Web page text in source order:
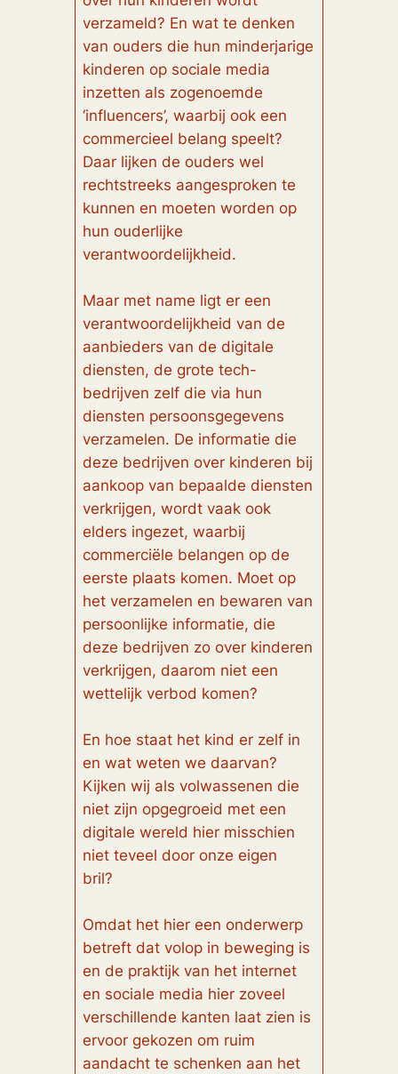
verzameld? En wat te denken
van ouders die hun minderjarige
kinderen op sociale media
inzetten als zogenoemde
‘influencers’, waarbij ook een
commercieel belang speelt?
Daar lijken de ouders wel
rechtstreeks aangesproken te
kunnen en moeten worden op
hun ouderlijke
verantwoordelijkheid.
Maar met name ligt er een
verantwoordelijkheid van de
aanbieders van de digitale
diensten, de grote tech-
bedrijven zelf die via hun
diensten persoonsgegevens
verzamelen. De informatie die
deze bedrijven over kinderen bij
aankoop van bepaalde diensten
verkrijgen, wordt vaak ook
elders ingezet, waarbij
commerciële belangen op de
eerste plaats komen. Moet op
het verzamelen en bewaren van
persoonlijke informatie, die
deze bedrijven zo over kinderen
verkrijgen, daarom niet een
wettelijk verbod komen?
En hoe staat het kind er zelf in
en wat weten we daarvan?
Kijken wij als volwassenen die
niet zijn opgegroeid met een
digitale wereld hier misschien
niet teveel door onze eigen
bril?
Omdat het hier een onderwerp
betreft dat volop in beweging is
en de praktijk van het internet
en sociale media hier zoveel
verschillende kanten laat zien is
ervoor gekozen om ruim
aandacht te schenken aan het